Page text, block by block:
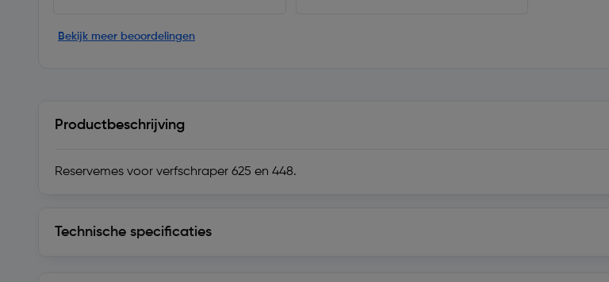
Bekijk meer beoordelingen
Productbeschrijving
Reservemes voor verfschraper 625 en 448.
Technische specificaties